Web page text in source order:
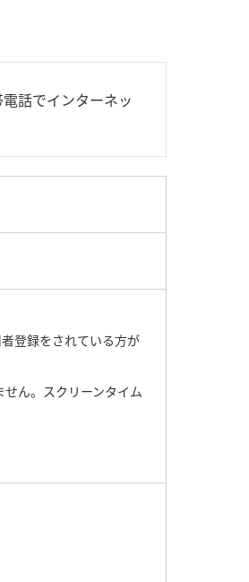
話でインターネッ
登録をされている方が
ん。スクリーンタイム